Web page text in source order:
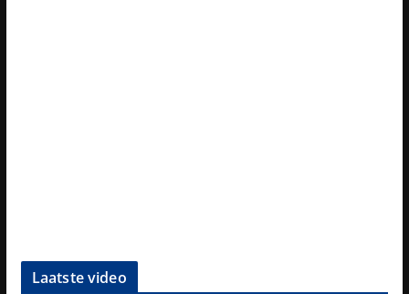
Laatste video